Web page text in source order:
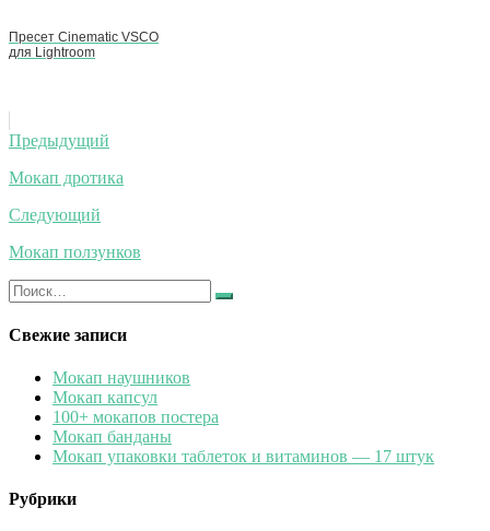
Пресет Cinematic VSCO
для Lightroom
Навигация
по
записям
Предыдущий
Мокап дротика
Следующий
Мокап ползунков
Искать:
Найти
Свежие записи
Мокап наушников
Мокап капсул
100+ мокапов постера
Мокап банданы
Мокап упаковки таблеток и витаминов — 17 штук
Рубрики